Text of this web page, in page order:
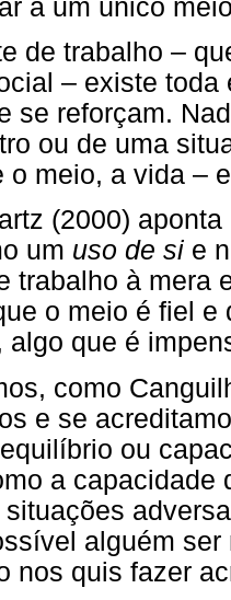
a um único
de trabalho –
– existe
se reforçam.
ou de uma
o meio, a vida –
(2000)
um uso de si e
trabalho à mera
o meio é fiel
algo que é
como
e se
ou
a capacidade
alguém
nos quis fazer